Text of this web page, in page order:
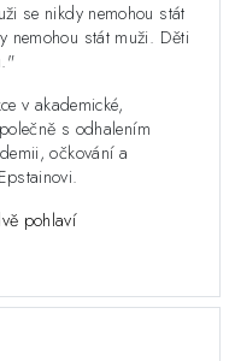
se nikdy nemohou stát
nemohou stát muži. Děti
v akademické,
s odhalením
očkování a
pohlaví